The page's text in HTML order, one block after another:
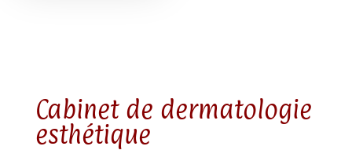
Cabinet de dermatologie
esthétique